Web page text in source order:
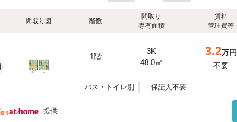
間取り図 階数
間取り
専有面積
賃料
管理費等
1階
3K
48.0㎡
3.2万円
不要
バス・トイレ別 保証人不要
提供